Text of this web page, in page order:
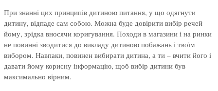
При знанні цих принципів дитиною питання, у що одягнути
дитину, відпаде сам собою. Можна буде довірити вибір речей
йому, зрідка вносячи коригування. Походи в магазини і на ринки
не повинні зводитися до викладу дитиною побажань і твоїм
вибором. Навпаки, повинен вибирати дитина, а ти – вчити його і
давати йому корисну інформацію, щоб вибір дитини був
максимально вірним.